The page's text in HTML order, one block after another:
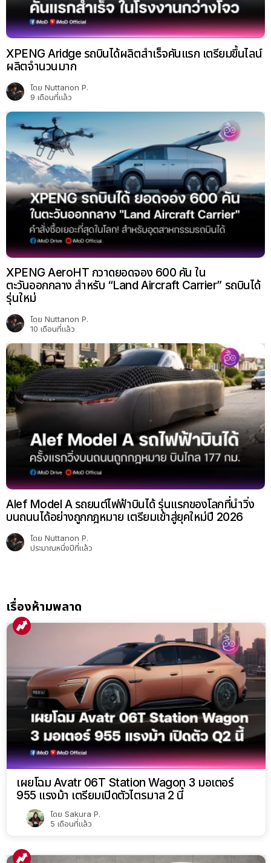
XPENG Aridge รถบินได้ผลิตสำเร็จคันแรก เตรียมขึ้นไลน์
ผลิตจำนวนมาก
โดย Nuttanon P.
9 เดือนที่แล้ว
XPENG AeroHT กวาดยอดจอง 600 คัน ใน
ตะวันออกกลาง สำหรับ “Land Aircraft Carrier” รถบินได้
รุ่นใหม่
โดย Nuttanon P.
10 เดือนที่แล้ว
Alef Model A รถยนต์ไฟฟ้าบินได้ รุ่นแรกของโลกที่นำวิ่ง
บนถนนได้อย่างถูกกฎหมาย เตรียมเข้าสู่ยุคใหม่ปี 2026
โดย Nuttanon P.
ประมาณหนึ่งปีที่แล้ว
เรื่องห้ามพลาด
เผยโฉม Avatr 06T Station Wagon 3 มอเตอร์
955 แรงม้า เตรียมเปิดตัวไตรมาส 2 นี้
โดย Sakura P.
5 เดือนที่แล้ว